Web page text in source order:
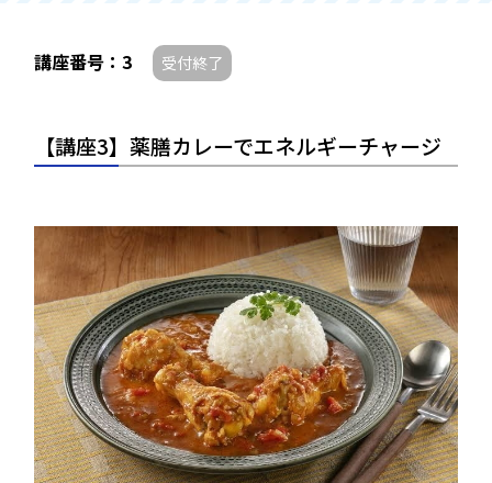
講座番号：3 受付終了
【講座3】薬膳カレーでエネルギーチャージ